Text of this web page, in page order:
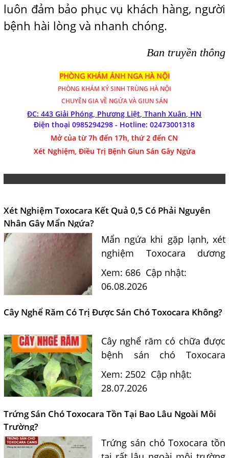
luôn đảm bảo phục vụ khách hàng, người
bệnh hài lòng và nhanh chóng.
Ban truyền thông
PHÒNG KHÁM ÁNH NGA HÀ NỘI
PHÒNG KHÁM KÝ SINH TRÙNG HÀ NỘI
CHUYÊN GIA VỀ NGỨA VÀ GIUN SÁN
ĐC: 443 Giải Phóng, Phương Liệt, Thanh Xuân, HN
Điện thoại 0985294298 - Hotline:02473001318
Mở của từ 7h đến 17h, thứ 2 đến CN
Xét Nghiệm, Điều Trị Bệnh Giun Sán Gây Ngứa
Xét Nghiệm Toxocara Kết Quả 0,5 Có Phải Nguyên
Nhân Gây Mẩn Ngứa?
Mẩn ngứa khi gặp lạnh, xét
nghiệm Toxocara dương
tính 0,5 có phải nguyên
nhân? Tiến sĩ Bác sĩ Nguyễn
điều trị và phòng ngừa sán...
Xem: 686 Cập nhật:
06.08.2026
Cây Nghể Răm Có Trị Được Sán Chó Toxocara Không?
Cây nghể răm có chữa được
bệnh sán chó Toxocara
không? Tiến sĩ Bác sĩ
Nguyễn Hằng Lan giải đáp
học và hướng dẫn điều trị
Xem: 2502 Cập nhật:
28.07.2026
Trứng Sán Chó Toxocara Tồn Tại Bao Lâu Ngoài Môi
Trường?
Trứng sán chó Toxocara tồn
Một Số Điều Cần Biết Về Ký Sinh Trùng Demodex Trên Da